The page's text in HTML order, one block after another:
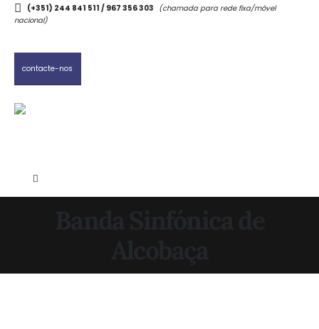
(+351) 244 841 511 / 967 356 303 (chamada para rede fixa/móvel
nacional)
contacte-nos